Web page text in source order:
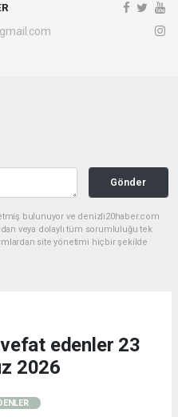
Gönder
bulunuyor ve denizli20haber.com
veya dolaylı tüm sorumluluğu tek
site yönetimi hiçbir şekilde
edenler 23
2026